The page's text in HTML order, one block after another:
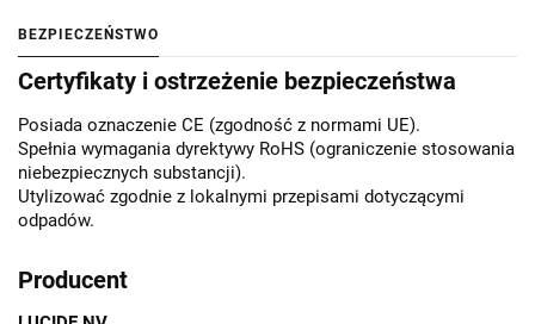
BEZPIECZEŃSTWO
Certyfikaty i ostrzeżenie bezpieczeństwa
Posiada oznaczenie CE (zgodność z normami UE).
Spełnia wymagania dyrektywy RoHS (ograniczenie stosowania
niebezpiecznych substancji).
Utylizować zgodnie z lokalnymi przepisami dotyczącymi
odpadów.
Producent